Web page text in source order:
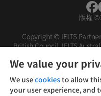
版權 ©
Copyright © IELTS
British Council, IELTS
條款
We value your
We usecookiesto allow
your user experience, and